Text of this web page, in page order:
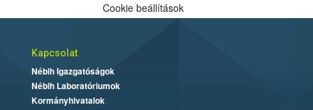
Cookie beállítások
Kapcsolat
Nébih Igazgatóságok
Nébih Laboratóriumok
Kormányhivatalok